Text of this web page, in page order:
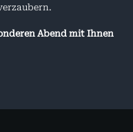
Abend mit Ihnen